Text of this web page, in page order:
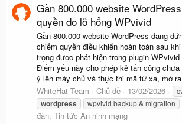
Gần 800.000 website
quyền do lỗ hổng WPvivid
Gần 800.000 website WordPress đang
chiếm quyền điều khiển hoàn toàn sau
trọng được phát hiện trong plugin
Điểm yếu này cho phép kẻ tấn công
ý lên máy chủ và thực thi mã từ xa, mở
WhiteHat Team
Chủ đề 13/02/2026
wordpress wpvivid backup & migration
đàn: Tin tức An ninh mạng